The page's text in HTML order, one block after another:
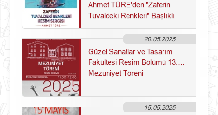
Ahmet TÜRE'den "Zaferin
Tuvaldeki Renkleri" Başlıklı
20.05.2025
Güzel Sanatlar ve Tasarım
Fakültesi Resim Bölümü 13.
Mezuniyet Töreni
15.05.2025